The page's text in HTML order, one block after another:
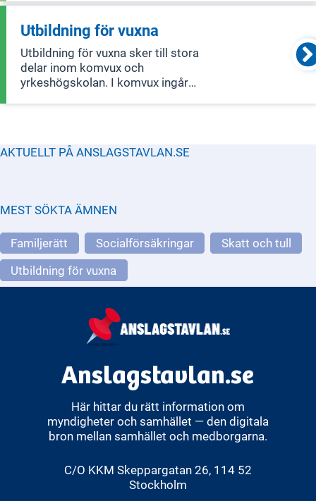
sina olika förutsättningar och behov få
utbildning så att de uppnår
kunskapskraven och därmed får
möjlighet att utvecklas så lång
Utbildning för vuxna
Utbildning för vuxna sker till stora
delar inom komvux och
yrkeshögskolan. I komvux ingår
utbildning (tidigare särvux
AKTUELLT PÅ ANSLAGSTAVLAN.SE
MEST SÖKTA ÄMNEN
Familjerätt Socialförsäkringar
Skatt och tull
Utbildning för vuxna
Anslagstavlan.se
Här hittar du rätt information om
myndigheter och samhället — den digitala
bron mellan samhället och medborgarna.
C/O KKM Skeppargatan 26, 114 52
Stockholm